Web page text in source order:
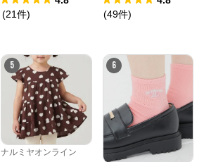
(21件)
(49件)
5
ナルミヤオンライン
6